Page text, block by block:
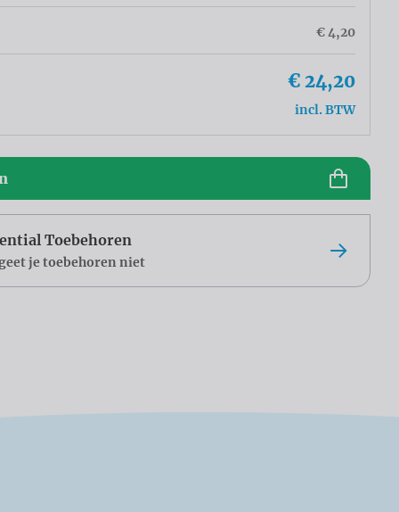
€ 4,20
€ 24,20
incl. BTW
Toebehoren
je toebehoren niet